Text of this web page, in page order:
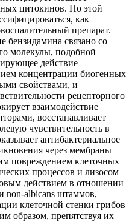
цитокинов. По этой
как
препарат.
бензидамина связано со
молекулы, подобной
действие
концентрации биогенных
свойствами, и
рецепторного
взаимодействие
восстанавливает
чувствительность в
антибактериальное
через мембраны
повреждением клеточных
процессов и лизосом
действием в отношении
non-albicans штаммов,
клеточной стенки грибов
образом, препятствуя их